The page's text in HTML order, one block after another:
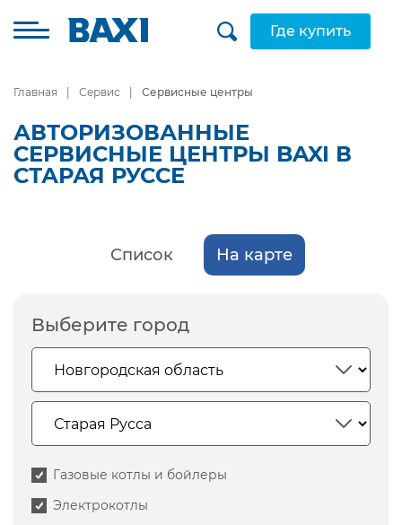
Где купить
Главная Сервис Сервисные центры
АВТОРИЗОВАННЫЕ
СЕРВИСНЫЕ ЦЕНТРЫ BAXI В
СТАРАЯ РУССЕ
Список На карте
Выберите город
Газовые котлы и бойлеры
Электрокотлы